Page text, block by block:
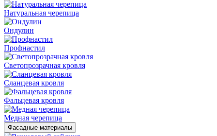
Натуральная черепица
Ондулин
Профнастил
Светопрозрачная кровля
Сланцевая кровля
Фальцевая кровля
Медная черепица
Фасадные материалы